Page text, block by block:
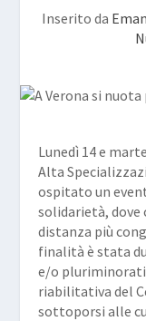
Inserito da
Lunedì 14 e
Alta
ospitato un
solidarietà, dove
distanza più
finalità è stata
e/o pluriminorati
riabilitativa del
sottoporsi alle